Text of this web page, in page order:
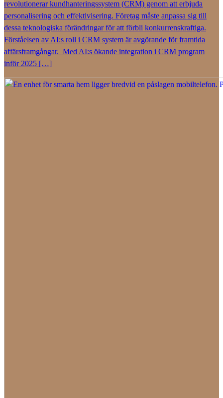
revolutionerar kundhanteringssystem (CRM) genom att erbjuda
personalisering och effektivisering. Företag måste anpassa sig till
dessa teknologiska förändringar för att förbli konkurrenskraftiga.
Förståelsen av AI:s roll i CRM system är avgörande för framtida
affärsframgångar. Med AI:s ökande integration i CRM program
inför 2025 […]